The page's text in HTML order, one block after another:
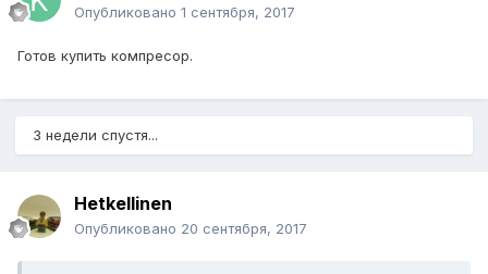
Опубликовано 1 сентября, 2017
Готов купить компресор.
3 недели спустя...
Hetkellinen
Опубликовано 20 сентября, 2017